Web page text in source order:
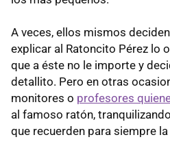
A veces, ellos mismos
explicar al Ratoncito Pérez lo
que a éste no le importe y
detallito. Pero en otras
monitores o profesores
al famoso ratón,
que recuerden para siempre